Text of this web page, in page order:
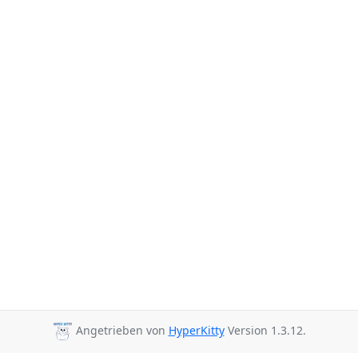
Angetrieben von HyperKittyVersion 1.3.12.